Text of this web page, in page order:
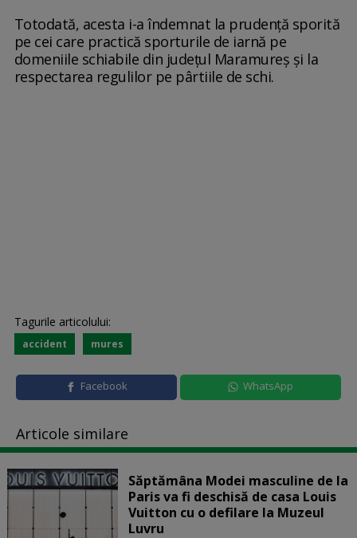
Totodată, acesta i-a îndemnat la prudenţă sporită
pe cei care practică sporturile de iarnă pe
domeniile schiabile din judeţul Maramureş şi la
respectarea regulilor pe pârtiile de schi.
Tagurile articolului:
accident mures
Facebook WhatsApp
Articole similare
Săptămâna Modei masculine de la
Paris va fi deschisă de casa Louis
Vuitton cu o defilare la Muzeul
Luvru